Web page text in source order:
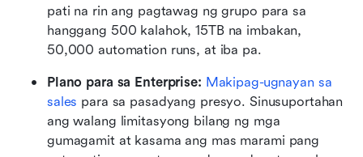
pati na rin ang pagtawag ng grupo para sa
hanggang 500 kalahok, 15TB na imbakan,
50,000 automation runs, at iba pa.
Plano para sa Enterprise: Makipag-ugnayan sa
sales para sa pasadyang presyo. Sinusuportahan
ang walang limitasyong bilang ng mga
gumagamit at kasama ang mas marami pang